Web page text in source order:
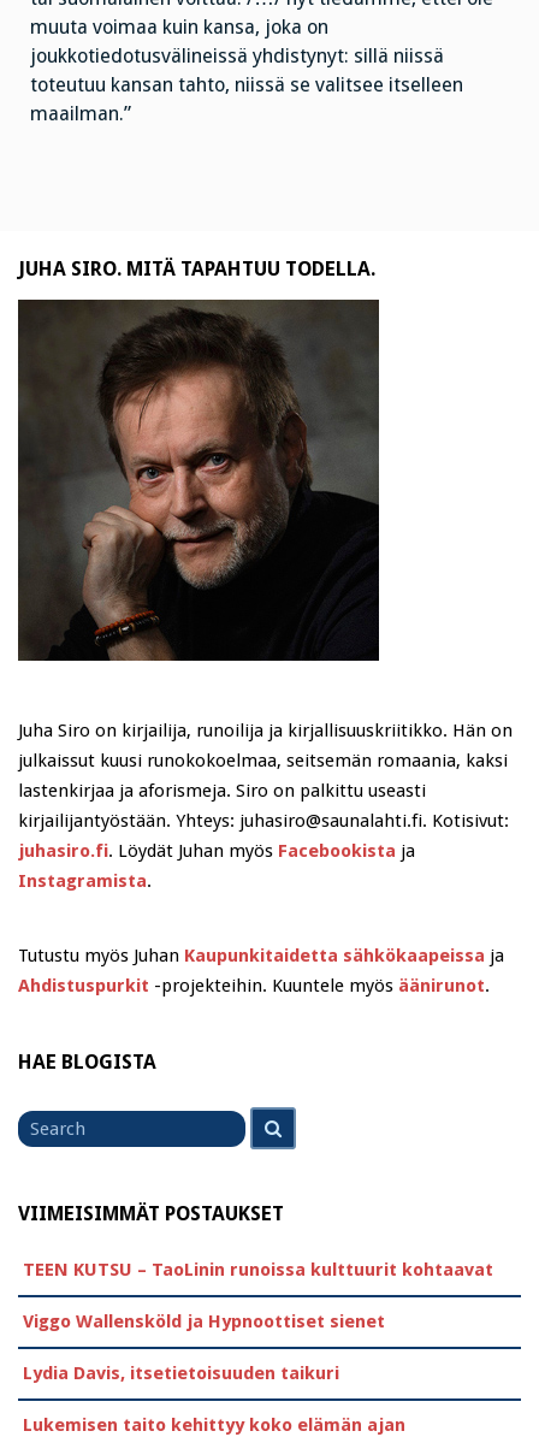
muuta voimaa kuin kansa, joka on
joukkotiedotusvälineissä yhdistynyt: sillä niissä
toteutuu kansan tahto, niissä se valitsee itselleen
maailman.”
JUHA SIRO. MITÄ TAPAHTUU TODELLA.
Juha Siro on kirjailija, runoilija ja kirjallisuuskriitikko. Hän on
julkaissut kuusi runokokoelmaa, seitsemän romaania, kaksi
lastenkirjaa ja aforismeja. Siro on palkittu useasti
kirjailijantyöstään. Yhteys: juhasiro@saunalahti.fi. Kotisivut:
juhasiro.fi. Löydät Juhan myös Facebookista ja
Instagramista.
Tutustu myös Juhan Kaupunkitaidetta sähkökaapeissa ja
Ahdistuspurkit -projekteihin. Kuuntele myös äänirunot.
HAE BLOGISTA
Search
for
VIIMEISIMMÄT POSTAUKSET
TEEN KUTSU – TaoLinin runoissa kulttuurit kohtaavat
Viggo Wallensköld ja Hypnoottiset sienet
Lydia Davis, itsetietoisuuden taikuri
Lukemisen taito kehittyy koko elämän ajan